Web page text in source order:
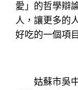
愛」的哲學辯
人，讓更多的
好吃的一個項
姑蘇市吳